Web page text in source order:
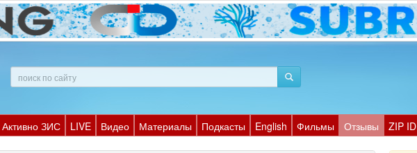
Активно ЗИС LIVE Видео Материалы Подкасты English Фильмы Отзывы ZIP ID